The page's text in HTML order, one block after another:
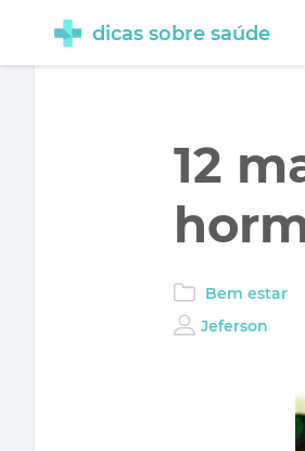
12
Bem estar
Jeferson
dicas sobre saúde